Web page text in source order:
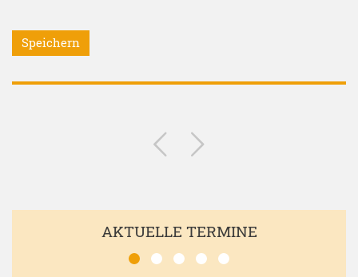
Speichern
AKTUELLE TERMINE